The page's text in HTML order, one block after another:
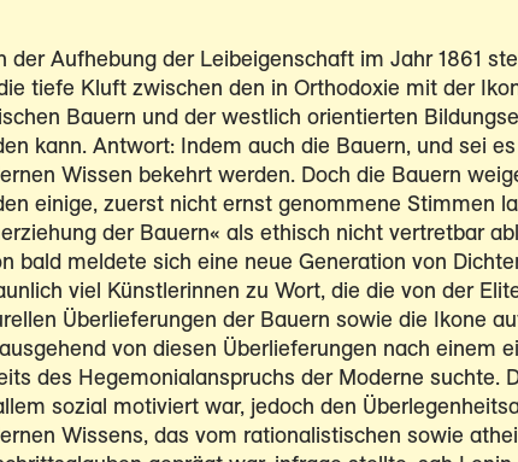
der Aufhebung der Leibeigenschaft im Jahr 1861
tiefe Kluft zwischen den in Orthodoxie mit der
Bauern und der westlich orientierten
kann. Antwort: Indem auch die Bauern, und sei
Wissen bekehrt werden. Doch die Bauern
einige, zuerst nicht ernst genommene Stimmen
der Bauern« als ethisch nicht vertretbar
bald meldete sich eine neue Generation von
viel Künstlerinnen zu Wort, die die von der
Überlieferungen der Bauern sowie die Ikone
von diesen Überlieferungen nach einem
des Hegemonialanspruchs der Moderne suchte.
sozial motiviert war, jedoch den
Wissens, das vom rationalistischen sowie